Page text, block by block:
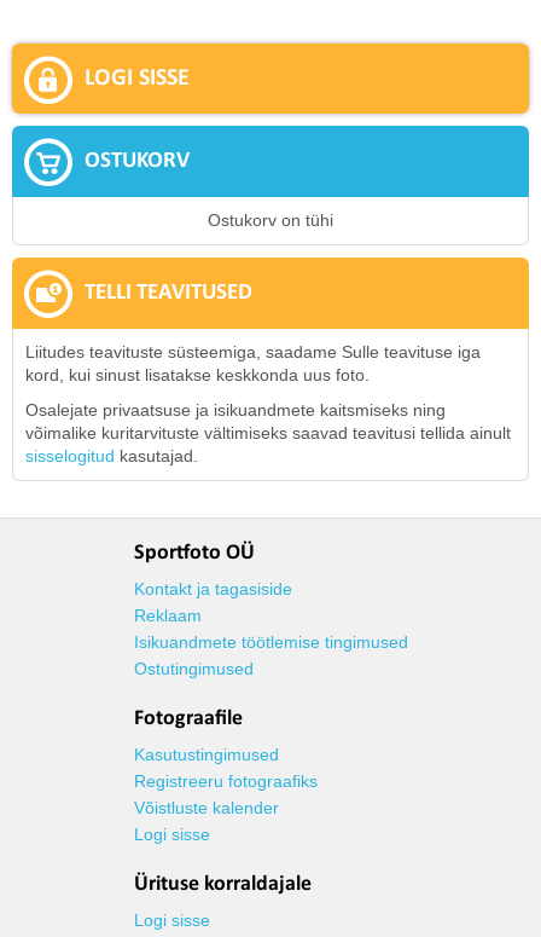
LOGI SISSE
OSTUKORV
Ostukorv on tühi
TELLI TEAVITUSED
Liitudes teavituste süsteemiga, saadame Sulle teavituse iga
kord, kui sinust lisatakse keskkonda uus foto.
Osalejate privaatsuse ja isikuandmete kaitsmiseks ning
võimalike kuritarvituste vältimiseks saavad teavitusi tellida ainult
sisselogitud kasutajad.
Sportfoto OÜ
Kontakt ja tagasiside
Reklaam
Isikuandmete töötlemise tingimused
Ostutingimused
Fotograafile
Kasutustingimused
Registreeru fotograafiks
Võistluste kalender
Logi sisse
Ürituse korraldajale
Logi sisse